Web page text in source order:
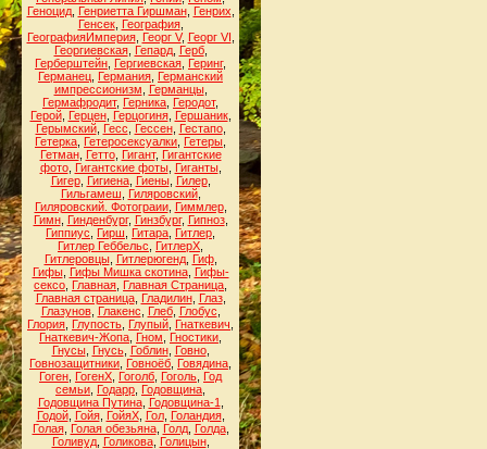
Геноцид, Генриетта Гиршман, Генрих
Генсек, География,
ГеографияИмперия, Георг V, Георг VI
Георгиевская, Гепард, Герб,
Герберштейн Гергиевская Геринг,
Германец Германия Германский
импрессионизм
Германцы,
Гермафродит, Герника Геродот,
Герой, Герцен, Герцогиня, Гершаник,
Герымский, Гесс Гессен, Гестапо,
Гетерка Гетеросексуалки Гетеры
Гетман, Гетто, Гигант, Гигантские
фото, Гигантские фоты, Гиганты,
Гигер, Гигиена, Гиены, Гилер,
Гильгамеш
Гиляровский,
Гиляровский. Фотограии, Гиммлер,
Гимн, Гинденбург, Гинзбург, Гипноз,
Гиппиус
Гирш Гитара Гитлер
Гитлер Геббельс
ГитлерХ
Гитлеровцы, Гитлерюгенд, Гиф,
Гифы, Гифы Мишка скотина, Гифы-
сексо Главная Главная Страница
Главная страница, Гладилин, Глаз,
Глазунов, Глакенс Глеб, Глобус
Глория Глупость Глупый Гнаткевич
Гнаткевич-Жопа Гном Гностики
Гнусы, Гнусь, Гоблин, Говно,
Говнозащитники Говноёб Говядина
Гоген ГогенХ Гоголб Гоголь Год
семьи Годарр Годовщина
Годовщина Путина, Годовщина-1
Годой, Гойя, ГойяХ, Гол, Голандия,
Голая, Голая обезьяна, Голд, Голда,
Голивуд, Голикова, Голицын,